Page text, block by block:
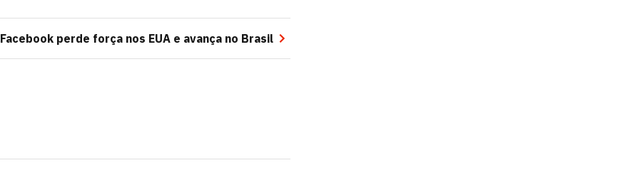
Facebook perde força nos EUA e avança no Brasil